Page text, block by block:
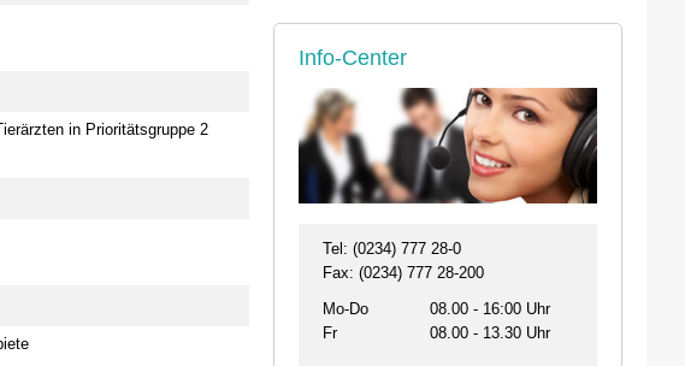
in Prioritätsgruppe 2
Info-Center
Tel: (0234) 777 28-0
Fax: (0234) 777 28-200
Mo-Do
08.00 - 16:00 Uhr
Fr
08.00 - 13.30 Uhr